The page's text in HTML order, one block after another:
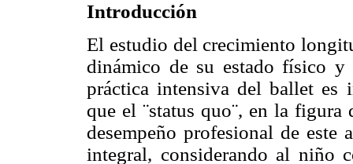
Introducción
El estudio del crecimiento
dinámico de su estado físico y
práctica intensiva del ballet es
que el ¨status quo¨, en la
desempeño profesional de este
integral, considerando al niño